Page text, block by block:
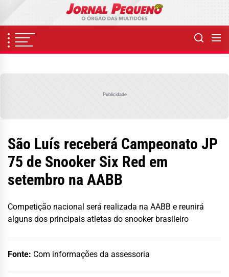
content
Publicidade
São Luís receberá Campeonato JP
75 de Snooker Six Red em
setembro na AABB
Competição nacional será realizada na AABB e reunirá
alguns dos principais atletas do snooker brasileiro
Fonte: Com informações da assessoria